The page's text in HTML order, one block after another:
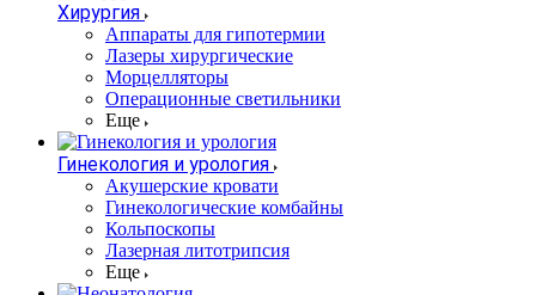
Хирургия
Аппараты для гипотермии
Лазеры хирургические
Морцелляторы
Операционные светильники
Еще
Гинекология и урология
Акушерские кровати
Гинекологические комбайны
Кольпоскопы
Лазерная литотрипсия
Еще